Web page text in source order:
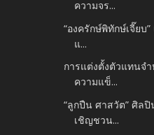
ความจร...
“องครักษ์พิทักษ์เจี๊ยบ
แ...
การแต่งตั้งตัวแทนจ
ความแข็...
“ลูกปืน ศาสวัต” ศิล
เชิญชวน...